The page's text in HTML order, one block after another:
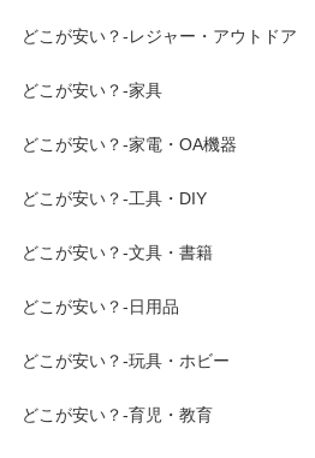
どこが安い？-レジャー・アウトドア
どこが安い？-家具
どこが安い？-家電・OA機器
どこが安い？-工具・DIY
どこが安い？-文具・書籍
どこが安い？-日用品
どこが安い？-玩具・ホビー
どこが安い？-育児・教育